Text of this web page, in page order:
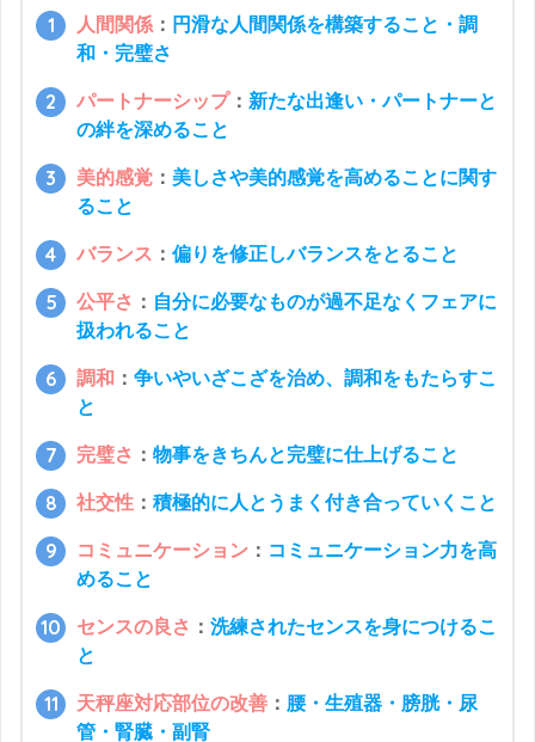
人間関係 ： 円滑な人間関係を構築すること・調
和・完璧さ
パートナーシップ： 新たな出逢い・パートナーと
の絆を深めること
美的感覚 ： 美しさや美的感覚を高めることに関す
ること
バランス ：偏りを修正しバランスをとること
公平さ ： 自分に必要なものが過不足なくフェアに
扱われること
調和 ：争いやいざこざを治め、調和をもたらすこ
と
完璧さ ：物事をきちんと完璧に仕上げること
社交性 ：積極的に人とうまく付き合っていくこと
コミュニケーション ： コミュニケーション力を高
めること
センスの良さ ：洗練されたセンスを身につけるこ
と
天秤座対応部位の改善 ： 腰・生殖器・膀胱・尿
管・腎臓・副腎